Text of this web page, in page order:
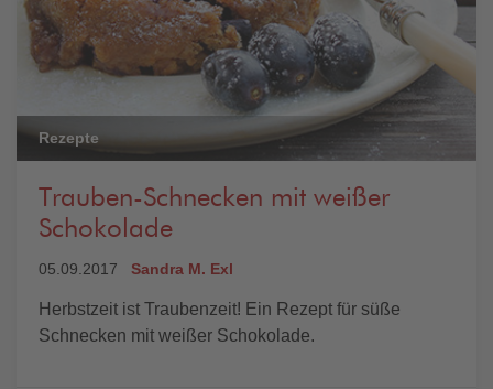
Rezepte
Trauben-Schnecken mit weißer
Schokolade
05.09.2017 Sandra M. Exl
Herbstzeit ist Traubenzeit! Ein Rezept für süße
Schnecken mit weißer Schokolade.